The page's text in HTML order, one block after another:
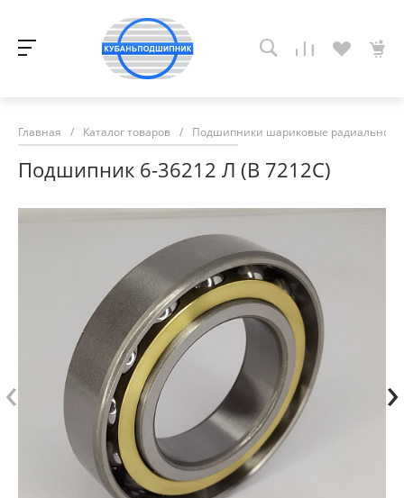
Главная / Каталог товаров / Подшипники шариковые радиально-
Подшипник 6-36212 Л (В 7212С)
‹ ›